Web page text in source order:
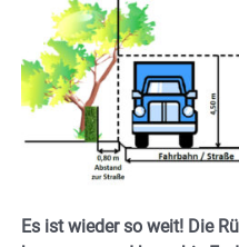
Es ist wieder so weit! Die